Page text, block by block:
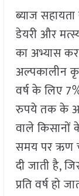
ब्याज
डेयरी और
का अभ्यास
अल्पकालीन
वर्ष के लिए
रुपये तक के
वाले किसानों
समय पर ऋण
दी जाती है,
प्रति वर्ष हो